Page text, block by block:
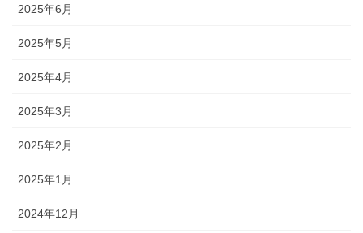
2025年6月
2025年5月
2025年4月
2025年3月
2025年2月
2025年1月
2024年12月